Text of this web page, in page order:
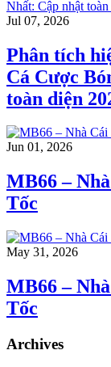
Jul 07, 2026
Phân tích
Cá Cược
toàn diện
Jun 01, 2026
MB66 –
Tốc
May 31, 2026
MB66 –
Tốc
Archives